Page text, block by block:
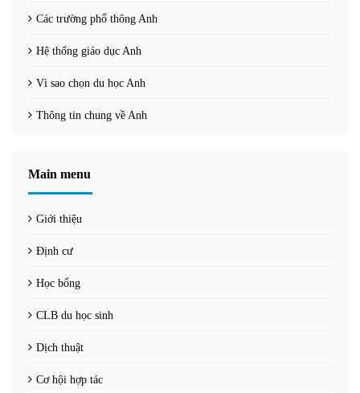
Các trường phổ thông Anh
Hệ thống giáo dục Anh
Vì sao chọn du học Anh
Thông tin chung về Anh
Main menu
Giới thiệu
Định cư
Học bổng
CLB du học sinh
Dịch thuật
Cơ hội hợp tác